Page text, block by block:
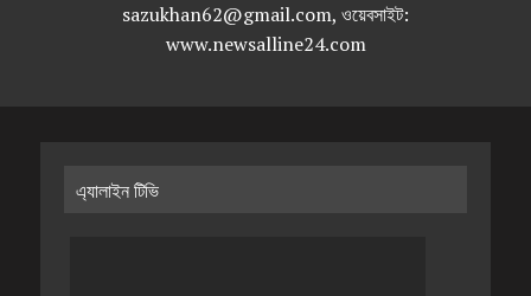
sazukhan62@gmail.com, ওয়েবসাইট:
www.newsalline24.com
এ্যালাইন টিভি